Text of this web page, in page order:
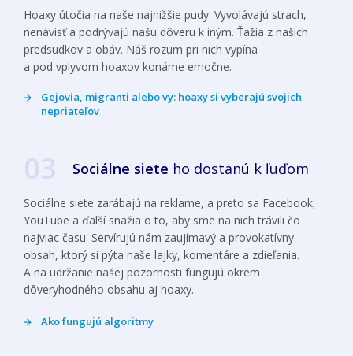
Hoaxy útočia na naše najnižšie pudy. Vyvolávajú strach,
nenávisť a podrývajú našu dôveru k iným. Ťažia z našich
predsudkov a obáv. Náš rozum pri nich vypína
a pod vplyvom hoaxov konáme emočne.
Gejovia, migranti alebo vy: hoaxy si vyberajú svojich
nepriateľov
03 Sociálne siete ho dostanú k ľuďom
Sociálne siete zarábajú na reklame, a preto sa Facebook,
YouTube a ďalší snažia o to, aby sme na nich trávili čo
najviac času. Servírujú nám zaujímavý a provokatívny
obsah, ktorý si pýta naše lajky, komentáre a zdieľania.
A na udržanie našej pozornosti fungujú okrem
dôveryhodného obsahu aj hoaxy.
Ako fungujú algoritmy